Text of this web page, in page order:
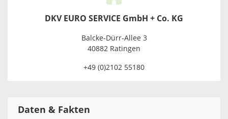
DKV EURO SERVICE GmbH + Co. KG
Balcke-Dürr-Allee 3
40882 Ratingen
+49 (0)2102 55180
Daten & Fakten